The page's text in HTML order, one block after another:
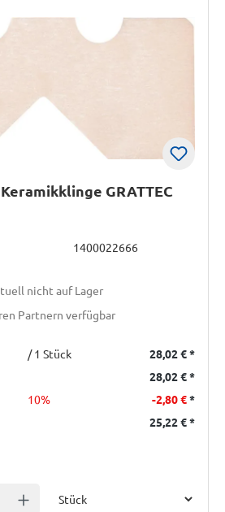
GRATTEC
1400022666
nicht auf Lager
Partnern verfügbar
/ 1 Stück 28,02 €*
28,02 €*
10% -2,80 €*
25,22 €*
Anzahl erhöhen